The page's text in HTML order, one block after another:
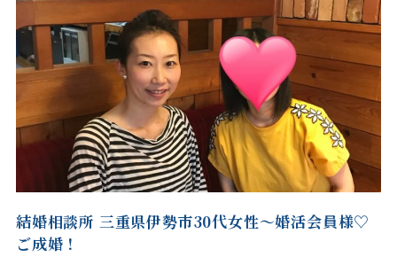
結婚相談所 三重県伊勢市30代女性～婚活会員様♡
ご成婚！